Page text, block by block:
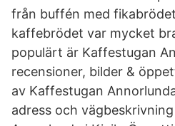
från buffén med
kaffebrödet var mycket
populärt är Kaffestugan
recensioner, bilder &
av Kaffestugan
adress och